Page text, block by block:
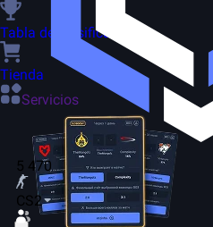
5 470
CS2
Tabla de clasificación
Tienda
Servicios